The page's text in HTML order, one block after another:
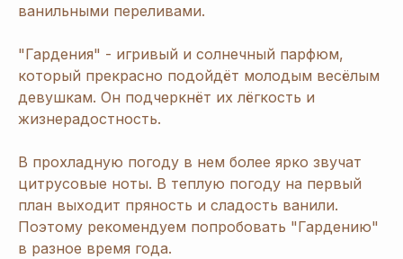
ванильными переливами.
"Гардения" - игривый и солнечный парфюм,
который прекрасно подойдёт молодым весёлым
девушкам. Он подчеркнёт их лёгкость и
жизнерадостность.
В прохладную погоду в нем более ярко звучат
цитрусовые ноты. В теплую погоду на первый
план выходит пряность и сладость ванили.
Поэтому рекомендуем попробовать "Гардению"
в разное время года.